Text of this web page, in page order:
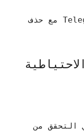
اقرا ايضا: كيف يتعامل Telegram مع حذف
التحقق من